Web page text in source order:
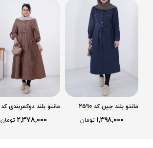
مانتو بلند جین کد 2590
۱,۳۹۸,۰۰۰ تومان
مانتو بلند دوکمربندی کد
۲,۳۷۸,۰۰۰ تومان